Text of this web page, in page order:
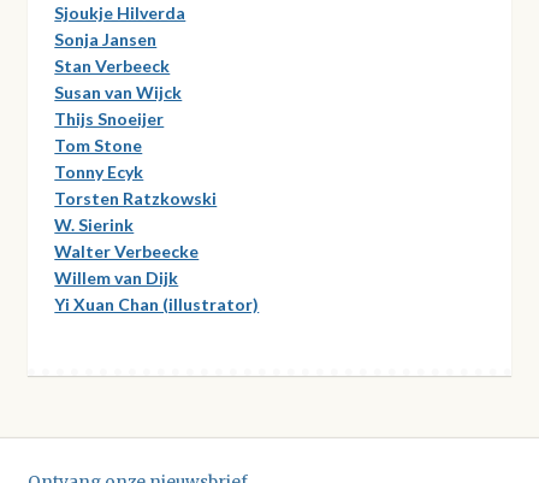
Sjoukje Hilverda
Sonja Jansen
Stan Verbeeck
Susan van Wijck
Thijs Snoeijer
Tom Stone
Tonny Ecyk
Torsten Ratzkowski
W. Sierink
Walter Verbeecke
Willem van Dijk
Yi Xuan Chan (illustrator)